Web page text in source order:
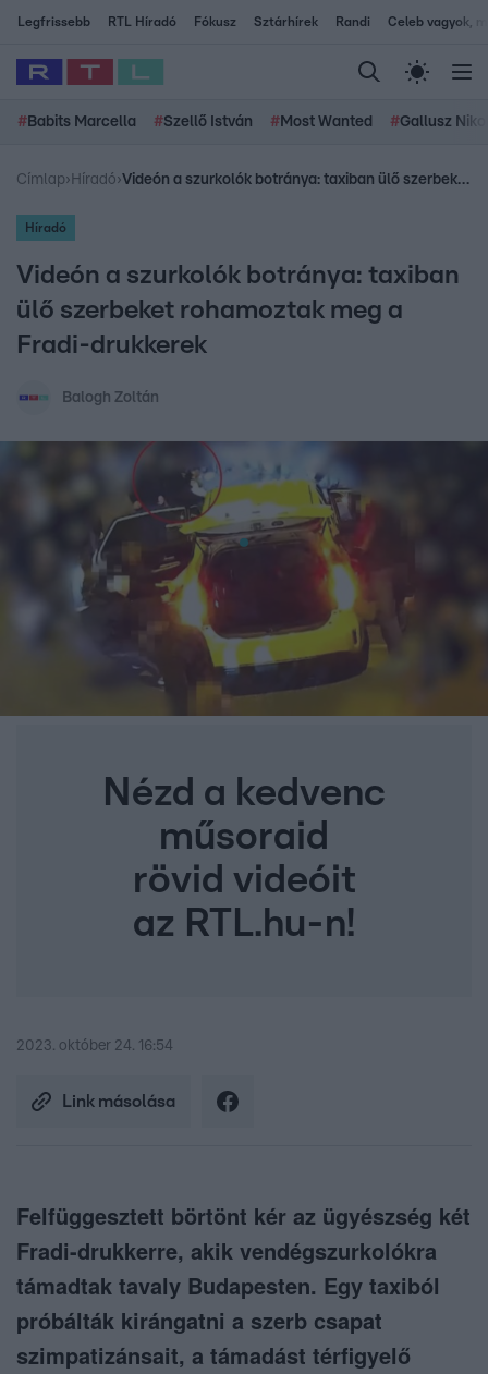
Legfrissebb RTL Híradó Fókusz Sztárhírek Randi Celeb vagyok,
# Babits Marcella #Szellő István # Most Wanted #Gallusz
Címlap› Híradó› Videón a szurkolók botránya: taxiban ülő szerbeket rohamoztak meg a Fradi-drukkerek
Híradó
Videón a szurkolók botránya: taxiban
ülő szerbeket rohamoztak meg a
Fradi-drukkerek
Balogh Zoltán
Nézd a kedvenc
műsoraid
rövid videóit
az RTL.hu-n!
2023. október 24. 16:54
Link másolása
Felfüggesztett börtönt kér az ügyészség két
Fradi-drukkerre, akik vendégszurkolókra
támadtak tavaly Budapesten. Egy taxiból
próbálták kirángatni a szerb csapat
szimpatizánsait, a támadást térfigyelő